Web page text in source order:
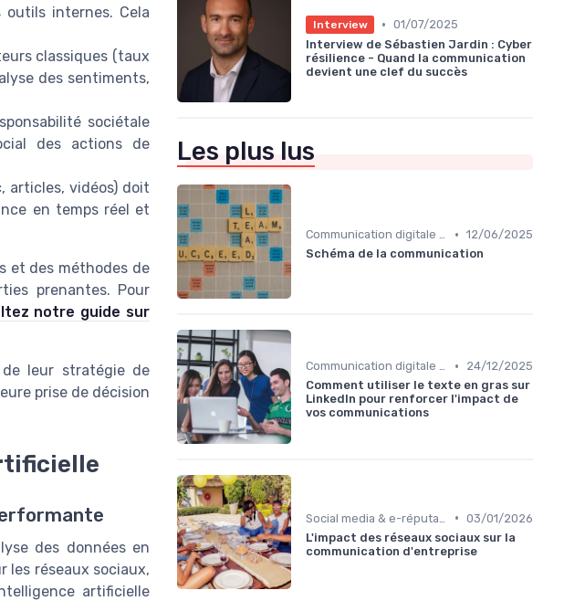
internes. Cela
classiques (taux
des sentiments,
sociétale
des actions de
articles, vidéos) doit
en temps réel et
et des méthodes de
prenantes. Pour
notre guide sur
leur stratégie de
prise de décision
des données en
les réseaux sociaux,
artificielle
Interview • 01/07/2025
Interview de Sébastien Jardin : Cyber
résilience - Quand la communication
devient une clef du succès
Les plus lus
Communication digitale & omnicanale • 12/06/2025
Schéma de la communication
Communication digitale & omnicanale •
24/12/2025
Comment utiliser le texte en gras sur
LinkedIn pour renforcer l'impact de
vos communications
• 03/01/2026
L'impact des réseaux sociaux sur la
communication d'entreprise